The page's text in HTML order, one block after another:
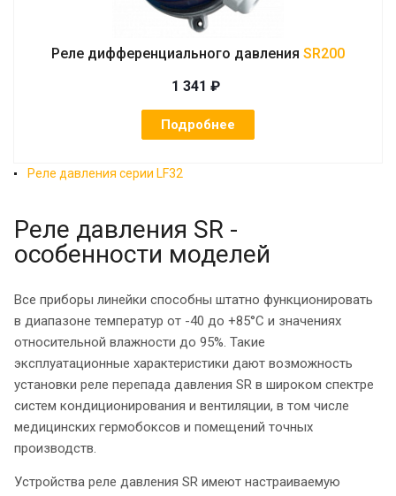
Реле дифференциального давления SR200
1 341 ₽
Подробнее
Реле давления серии LF32
Реле давления SR -
особенности моделей
Все приборы линейки способны штатно функционировать
в диапазоне температур от -40 до +85°С и значениях
относительной влажности до 95%. Такие
эксплуатационные характеристики дают возможность
установки реле перепада давления SR в широком спектре
систем кондиционирования и вентиляции, в том числе
медицинских гермобоксов и помещений точных
производств.
Устройства реле давления SR имеют настраиваемую